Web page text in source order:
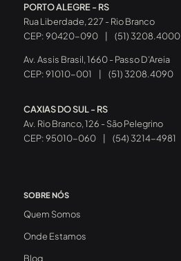
PORTO ALEGRE - RS
Rua Liberdade, 227 - Rio Branco
CEP: 90420-090
(51) 3208.4000
Av. Assis Brasil, 1660 - Passo D’Areia
CEP: 91010-001
(51) 3208.4090
CAXIAS DO SUL - RS
Av. Rio Branco, 126 - São Pelegrino
CEP: 95010-060
(54) 3214-4981
SOBRE NÓS
Quem Somos
Onde Estamos
Blog